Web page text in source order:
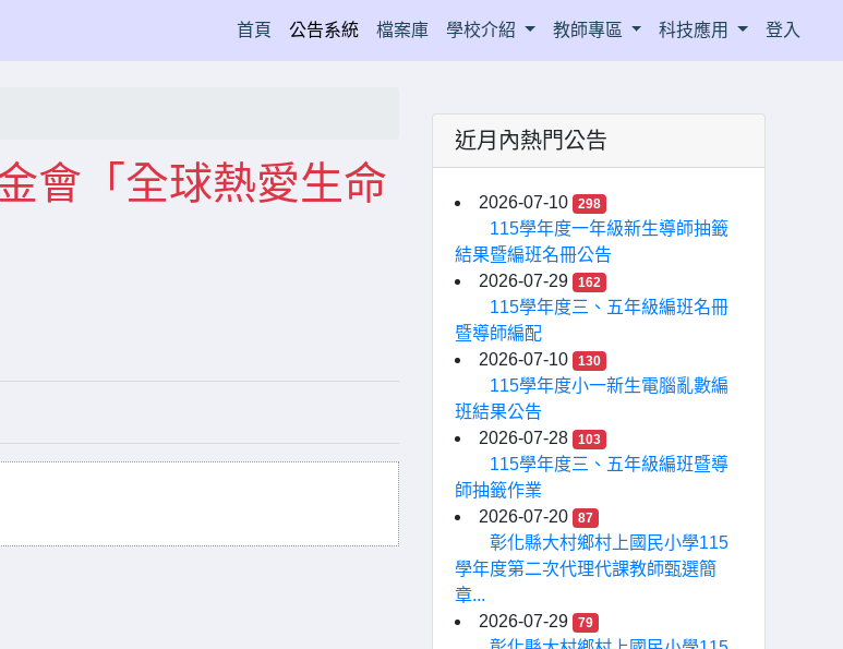
首頁(current)
公告系統 檔案庫 學校介紹 教師專區 科技應用 登入
會「全球熱愛生命
近月內熱門公告
2026-07-10 298
115學年度一年級新生導師抽籤
結果暨編班名冊公告
2026-07-29
162
115學年度三、五年級編班名冊
暨導師編配
2026-07-10
130
115學年度小一新生電腦亂數編
班結果公告
2026-07-28
103
115學年度三、五年級編班暨導
師抽籤作業
2026-07-20
87
彰化縣大村鄉村上國民小學115
學年度第二次代理代課教師甄選簡
章...
2026-07-29
79